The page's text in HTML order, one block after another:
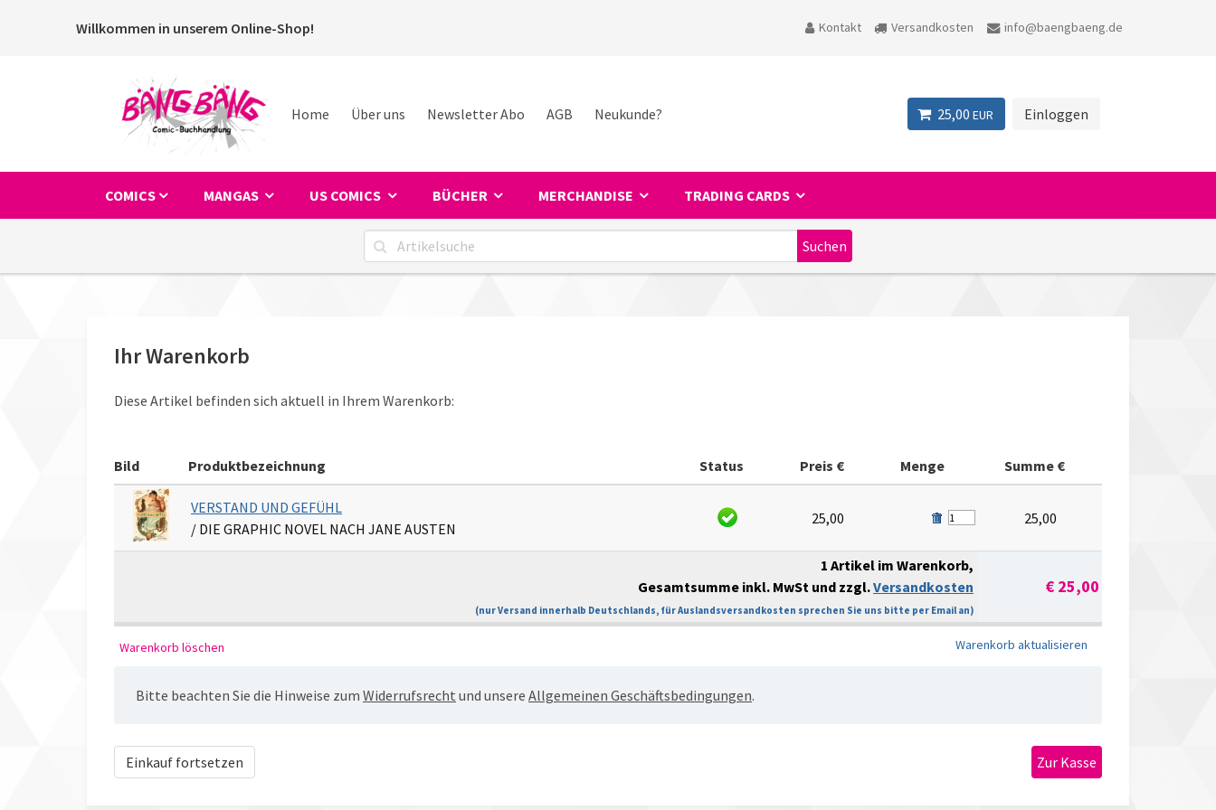
Willkommen in unserem Online-Shop! Kontakt Versandkosten info@baengbaeng.de
Home Über uns Newsletter Abo AGB Neukunde? 25,00 EUR Einloggen
COMICS MANGAS US COMICS BÜCHER MERCHANDISE TRADING CARDS
Ihr Warenkorb
Diese Artikel befinden sich aktuell in Ihrem Warenkorb:
Bild Produktbezeichnung Status Preis € Menge Summe €
VERSTAND UND GEFÜHL
/ DIE GRAPHIC NOVEL NACH JANE AUSTEN
25,00 25,00
1 Artikel im Warenkorb,
Gesamtsumme inkl. MwSt und zzgl.Versandkosten
(nur Versand innerhalb Deutschlands, für Auslandsversandkosten sprechen Sie uns bitte per Email an)
€ 25,00
Bitte beachten Sie die Hinweise zum Widerrufsrecht und unsere Allgemeinen Geschäftsbedingungen.
Einkauf fortsetzen